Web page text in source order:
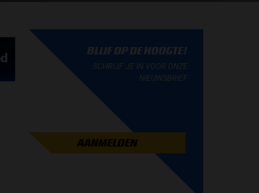
BLIJF OP DE HOOGTE!
SCHRIJF JE IN VOOR ONZE
NIEUWSBRIEF
AANMELDEN